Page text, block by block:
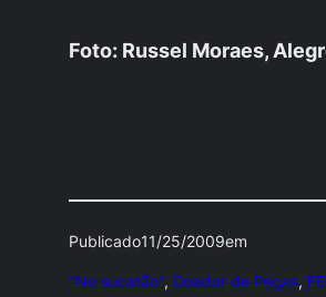
Foto: Russel Moraes,
Publicado11/25/2009em
"No sucatão", Doador de Peças,